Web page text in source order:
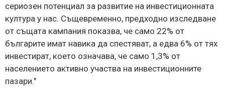
сериозен потенциал за развитие на инвестиционната
култура у нас. Същевременно, предходно изследване
от същата кампания показва, че само 22% от
българите имат навика да спестяват, а едва 6% от тях
инвестират, което означава, че само 1,3% от
населението активно участва на инвестиционните
пазари."